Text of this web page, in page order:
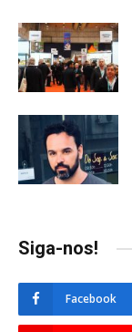
Siga-nos!
Facebook